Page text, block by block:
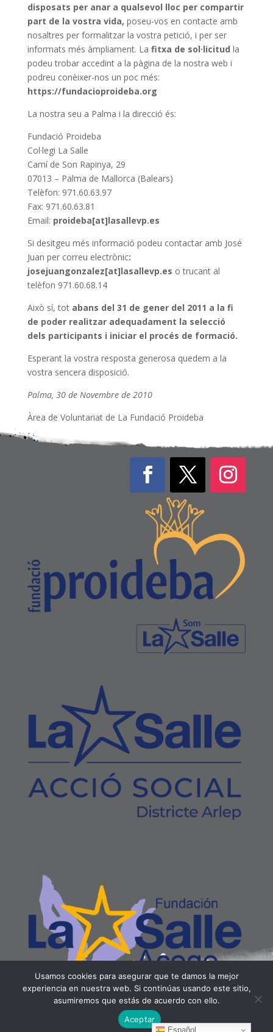
disposats per anar a qualsevol lloc per compartir
part de la vostra vida, poseu-vos en contacte amb
nosaltres per formalitzar la vostra petició, i per ser
informats més àmpliament. La fitxa de sol·licitud la
podeu trobar accedint a la pàgina de la nostra web i
podreu conèixer-nos un poc més:
https://fundacioproideba.org
La nostra seu a Palma i la direcció és:
Fundació Proideba
Col·legi La Salle
Camí de Son Rapinya, 29
07013 – Palma de Mallorca (Balears)
Telèfon: 971.60.63.97
Fax: 971.60.63.81
Email: proideba[at]lasallevp.es
Si desitgeu més informació podeu contactar amb José
Juan per correu electrònic:
josejuangonzalez[at]lasallevp.es o trucant al
telèfon 971.60.68.14
Això sí, tot abans del 31 de gener del 2011 a la fi
de poder realitzar adequadament la selecció
dels participants i iniciar el procés de formació.
Esperant la vostra resposta generosa quedem a la
vostra sencera disposició.
Palma, 30 de Novembre de 2010
Àrea de Voluntariat de La Fundació Proideba
Español
Usamos cookies para asegurar que te damos la mejor
experiencia en nuestra web. Si continúas usando este sitio,
asumiremos que estás de acuerdo con ello.
Aceptar